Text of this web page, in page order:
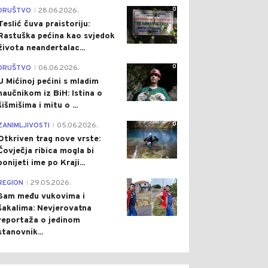
0
28.06.2026.
čuva praistoriju:
pećina kao svjedok
neandertalac...
0
06.06.2026.
Mićinoj pećini s mladim
iz BiH: Istina o
i mitu o ...
0
05.06.2026.
trag nove vrste:
ribica mogla bi
ime po Kraji...
0
29.05.2026.
među vukovima i
Nevjerovatna
o jedinom